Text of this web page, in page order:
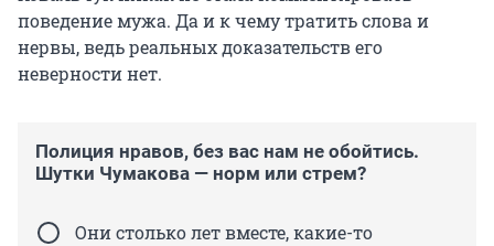
поведение мужа. Да и к чему тратить слова и
нервы, ведь реальных доказательств его
неверности нет.
Полиция нравов, без вас нам не обойтись.
Шутки Чумакова — норм или стрем?
Они столько лет вместе, какие-то